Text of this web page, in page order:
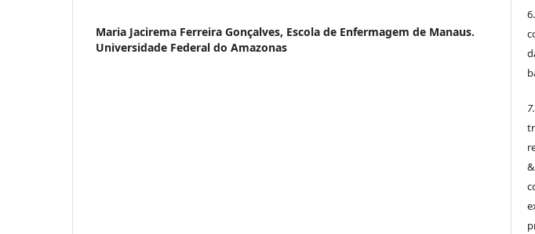
Maria Jacirema Ferreira Gonçalves, Escola de Enfermagem de Manaus.
Universidade Federal do Amazonas
7.